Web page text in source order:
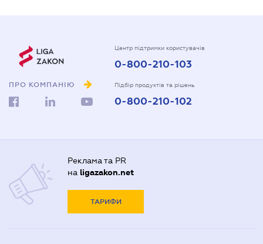
ПРО КОМПАНІЮ
Центр підтримки користувачів
0-800-210-103
Підбір продуктів та рішень
0-800-210-102
Реклама та PR
на ligazakon.net
ТАРИФИ